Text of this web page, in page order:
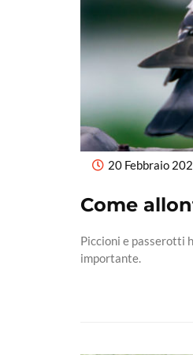
20 Febbraio
Come
Piccioni e passerotti
importante.